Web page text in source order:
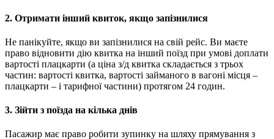
2. Отримати інший квиток, якщо запізнилися
Не панікуйте, якщо ви запізнилися на свій рейс. Ви маєте
право відновити дію квитка на інший поїзд при умові доплати
вартості плацкарти (а ціна з/д квитка складається з трьох
частин: вартості квитка, вартості займаного в вагоні місця –
плацкарти – і тарифної частини) протягом 24 годин.
3. Зійти з поїзда на кілька днів
Пасажир має право робити зупинку на шляху прямування з